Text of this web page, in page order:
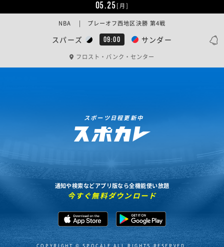
05.25[月]
スパーズ 09:00 サンダー
NBA | プレーオフ西地区決勝 第4戦
フロスト・バンク・センター
スポーツ日程更新中
通知や検索などアプリ版なら全機能使い放題
今すぐ無料ダウンロード